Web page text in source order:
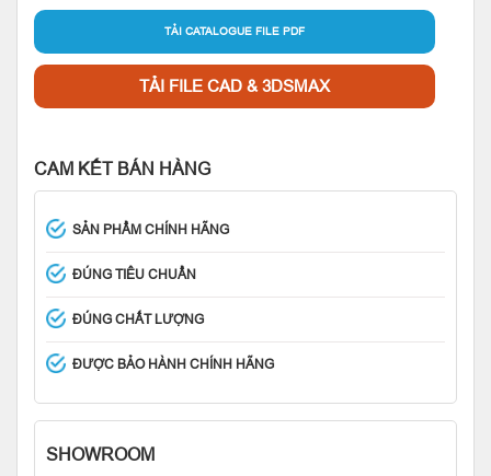
TẢI CATALOGUE FILE PDF
TẢI FILE CAD & 3DSMAX
CAM KẾT BÁN HÀNG
SẢN PHẨM CHÍNH HÃNG
ĐÚNG TIÊU CHUẨN
ĐÚNG CHẤT LƯỢNG
ĐƯỢC BẢO HÀNH CHÍNH HÃNG
SHOWROOM